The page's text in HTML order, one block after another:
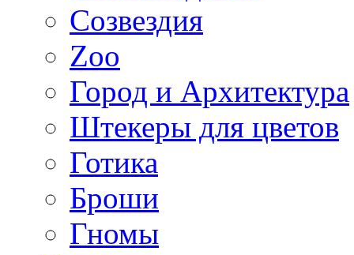
Созвездия
Zoo
Город и Архитектура
Штекеры для цветов
Готика
Броши
Гномы